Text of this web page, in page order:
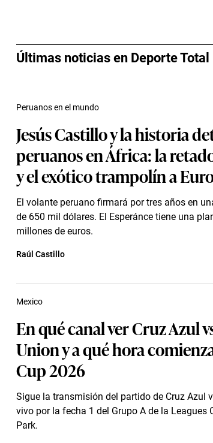
Últimas noticias en Deporte Total
Jesús Castillo y la historia
peruanos en África: la
y el exótico trampolín a
El volante peruano firmará por tres años en
de 650 mil dólares. El Esperánce tiene una
millones de euros.
Peruanos en el mundo
Raúl Castillo
En qué canal ver Cruz Azul
Union y a qué hora
Cup 2026
Sigue la transmisión del partido de Cruz Azul
vivo por la fecha 1 del Grupo A de la Leagues
Park.
Mexico